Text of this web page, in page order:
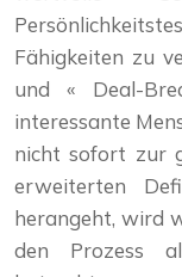
Fähigkeiten zu
und « Deal-
interessante
nicht sofort zur
erweiterten
herangeht, wird
den Prozess